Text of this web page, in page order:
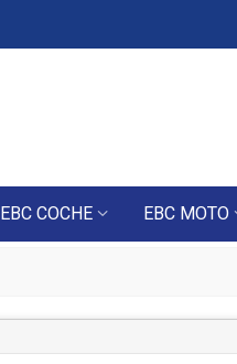
EBC COCHE EBC MOTO